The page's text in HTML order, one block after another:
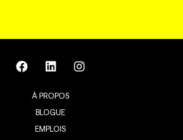
À PROPOS
BLOGUE
EMPLOIS